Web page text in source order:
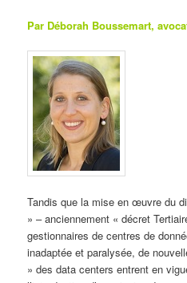
Par Déborah Boussemart,
Tandis que la mise en œuvre du
» – anciennement « décret
gestionnaires de centres de
inadaptée et paralysée, de
» des data centers entrent en